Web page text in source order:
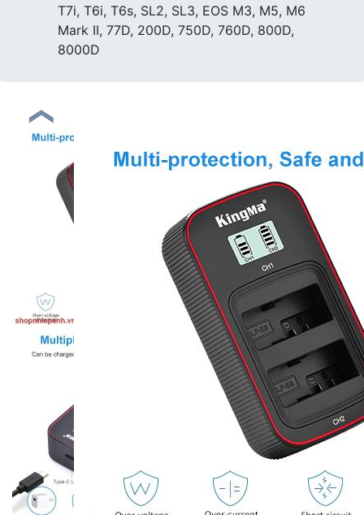
T7i, T6i, T6s, SL2, SL3, EOS M3, M5, M6
Mark II, 77D, 200D, 750D, 760D, 800D,
8000D
❮